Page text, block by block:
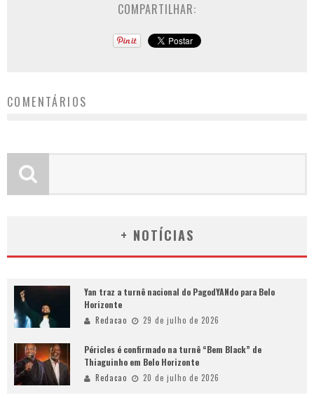
COMPARTILHAR:
COMENTÁRIOS
+ NOTÍCIAS
Yan traz a turnê nacional do PagodYANdo para Belo
Horizonte
Redacao 29 de julho de 2026
Péricles é confirmado na turnê “Bem Black” de
Thiaguinho em Belo Horizonte
Redacao 20 de julho de 2026